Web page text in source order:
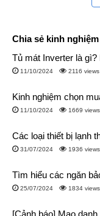
Chia sẻ kinh nghiệm
Tủ mát Inverter là gì?
11/10/2024 2116 views
Kinh nghiệm chọn
11/10/2024 1669 views
Các loại thiết bị lạnh
31/07/2024 1936 views
Tìm hiểu các ngăn
25/07/2024 1834 views
[Cảnh báo] Mạo